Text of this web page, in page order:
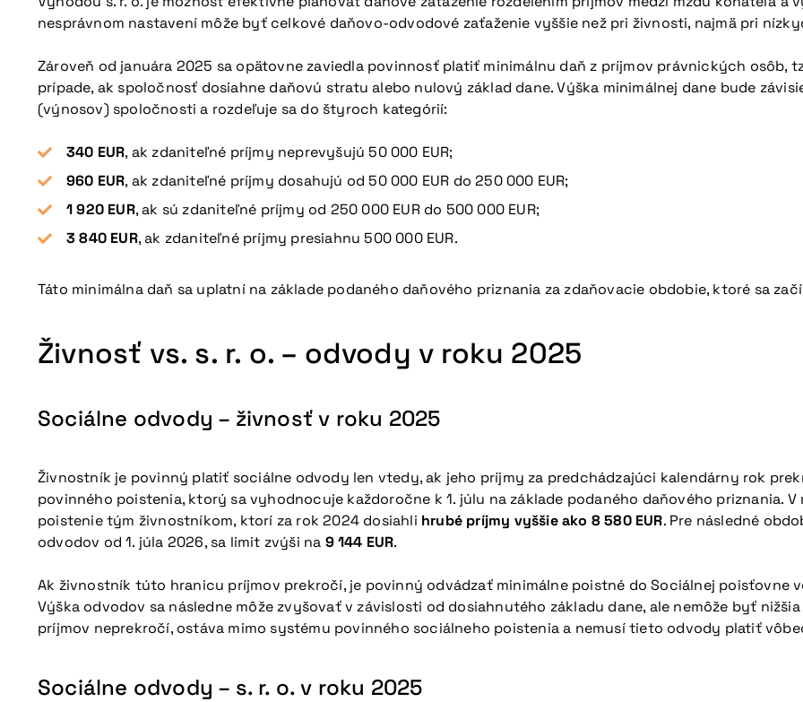
nesprávnom nastavení môže byť celkové daňovo-odvodové zaťaženie vyššie než pri živnosti, najmä pri
Zároveň od januára 2025 sa opätovne zaviedla povinnosť platiť minimálnu daň z príjmov právnických osôb,
prípade, ak spoločnosť dosiahne daňovú stratu alebo nulový základ dane. Výška minimálnej dane bude
(výnosov) spoločnosti a rozdeľuje sa do štyroch kategórií:
340 EUR, ak zdaniteľné príjmy neprevyšujú 50 000 EUR;
960 EUR, ak zdaniteľné príjmy dosahujú od 50 000 EUR do 250 000 EUR;
1 920 EUR, ak sú zdaniteľné príjmy od 250 000 EUR do 500 000 EUR;
3 840 EUR, ak zdaniteľné príjmy presiahnu 500 000 EUR.
Táto minimálna daň sa uplatní na základe podaného daňového priznania za zdaňovacie obdobie, ktoré sa
Živnosť vs. s. r. o. – odvody v roku 2025
Sociálne odvody – živnosť v roku 2025
Živnostník je povinný platiť sociálne odvody len vtedy, ak jeho príjmy za predchádzajúci kalendárny rok
povinného poistenia, ktorý sa vyhodnocuje každoročne k 1. júlu na základe podaného daňového priznania.
poistenie tým živnostníkom, ktorí za rok 2024 dosiahli hrubé príjmy vyššie ako 8 580 EUR. Pre následné
odvodov od 1. júla 2026, sa limit zvýši na 9 144 EUR.
Ak živnostník túto hranicu príjmov prekročí, je povinný odvádzať minimálne poistné do Sociálnej poisťovne
Výška odvodov sa následne môže zvyšovať v závislosti od dosiahnutého základu dane, ale nemôže byť
príjmov neprekročí, ostáva mimo systému povinného sociálneho poistenia a nemusí tieto odvody platiť
Sociálne odvody – s. r. o. v roku 2025